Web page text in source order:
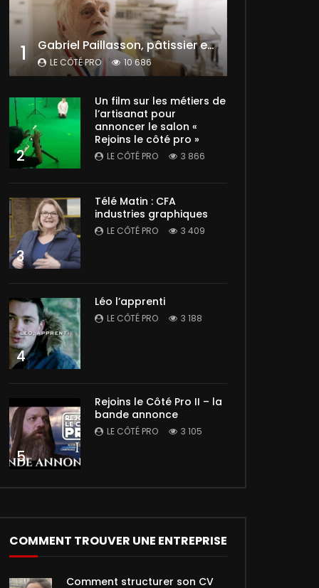
1 Gabriel Paillasson, pâtissier et glacier
LE CÔTÉ PRO 10 686
2
Un film sur les métiers de
l’artisanat pour
annoncer le salon «
Rejoins le côté pro »
LE CÔTÉ PRO 3 866
3
Télé Matin : CFA
industries graphiques
LE CÔTÉ PRO 3 409
4
Léo l’apprenti
LE CÔTÉ PRO 3 188
5
Rejoins le Côté Pro II – la
bande annonce
LE CÔTÉ PRO 3 105
COMMENT TROUVER UNE ENTREPRISE
Comment structurer son CV